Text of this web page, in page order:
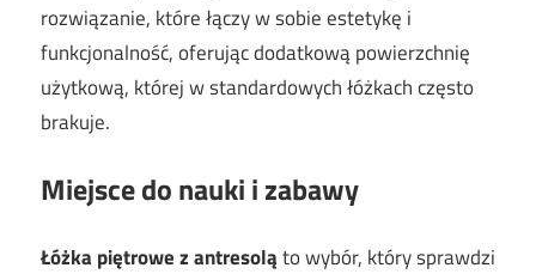
rozwiązanie, które łączy w sobie estetykę i
funkcjonalność, oferując dodatkową powierzchnię
użytkową, której w standardowych łóżkach często
brakuje.
Miejsce do nauki i zabawy
Łóżka piętrowe z antresoląto wybór, który sprawdzi